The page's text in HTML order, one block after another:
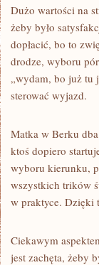
Dużo wartości na
żeby było
dopłacić, bo to
drodze, wyboru
„wydam, bo już tu
sterować wyjazd.
Matka w Berku
ktoś dopiero
wyboru kierunku,
wszystkich trików
w praktyce. Dzięki
Ciekawym
jest zachęta, żeby